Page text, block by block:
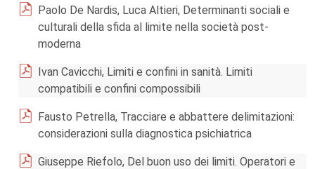
Paolo De Nardis, Luca Altieri, Determinanti sociali e
culturali della sfida al limite nella società post-
moderna
Ivan Cavicchi, Limiti e confini in sanità. Limiti
compatibili e confini compossibili
Fausto Petrella, Tracciare e abbattere delimitazioni:
considerazioni sulla diagnostica psichiatrica
Giuseppe Riefolo, Del buon uso dei limiti. Operatori e